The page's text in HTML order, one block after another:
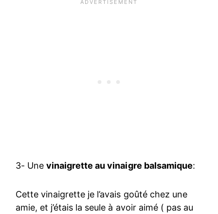
3- Unevinaigrette au vinaigre balsamique:
Cette vinaigrette je l’avais goûté chez une
amie, et j’étais la seule à avoir aimé ( pas au